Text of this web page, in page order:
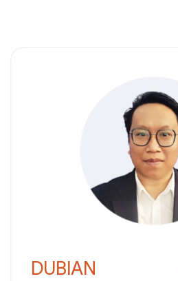
DUBIAN